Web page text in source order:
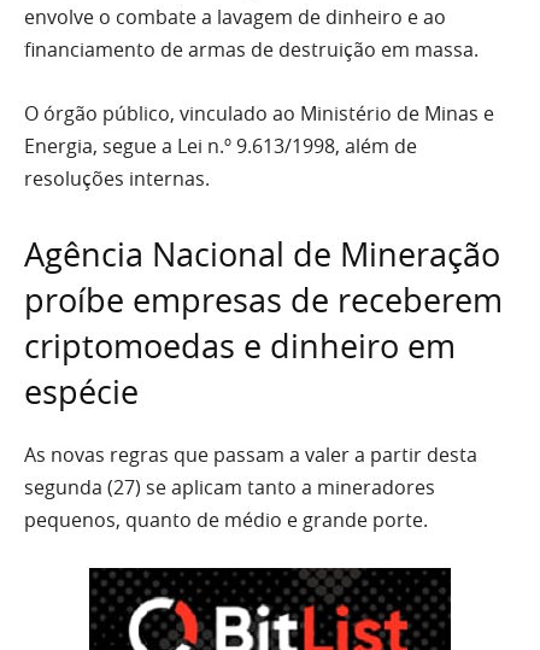
envolve o combate a lavagem de dinheiro e ao
financiamento de armas de destruição em massa.
O órgão público, vinculado ao Ministério de Minas e
Energia, segue a Lei n.º 9.613/1998, além de
resoluções internas.
Agência Nacional de Mineração
proíbe empresas de receberem
criptomoedas e dinheiro em
espécie
As novas regras que passam a valer a partir desta
segunda (27) se aplicam tanto a mineradores
pequenos, quanto de médio e grande porte.